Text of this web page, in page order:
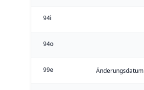
94i
94o
99e Änderungsdatum